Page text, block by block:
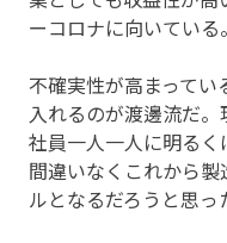
ーコロナに向いている。
不確実性が高まって
入れるのが渡邊流だ
社員一人一人に明るく
間違いなくこれから
ルとなるだろうと思っ